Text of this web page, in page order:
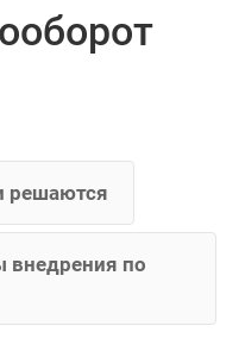
решаются
внедрения по